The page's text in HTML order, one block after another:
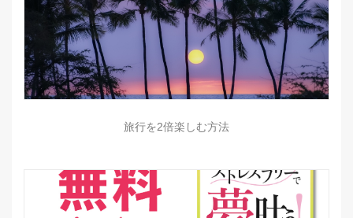
旅行を2倍楽しむ方法